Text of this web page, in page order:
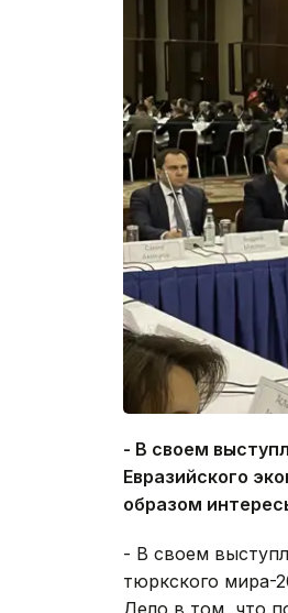
- В своем
Евразийского
образом
- В своем
тюркского мира-
Дело в том, что